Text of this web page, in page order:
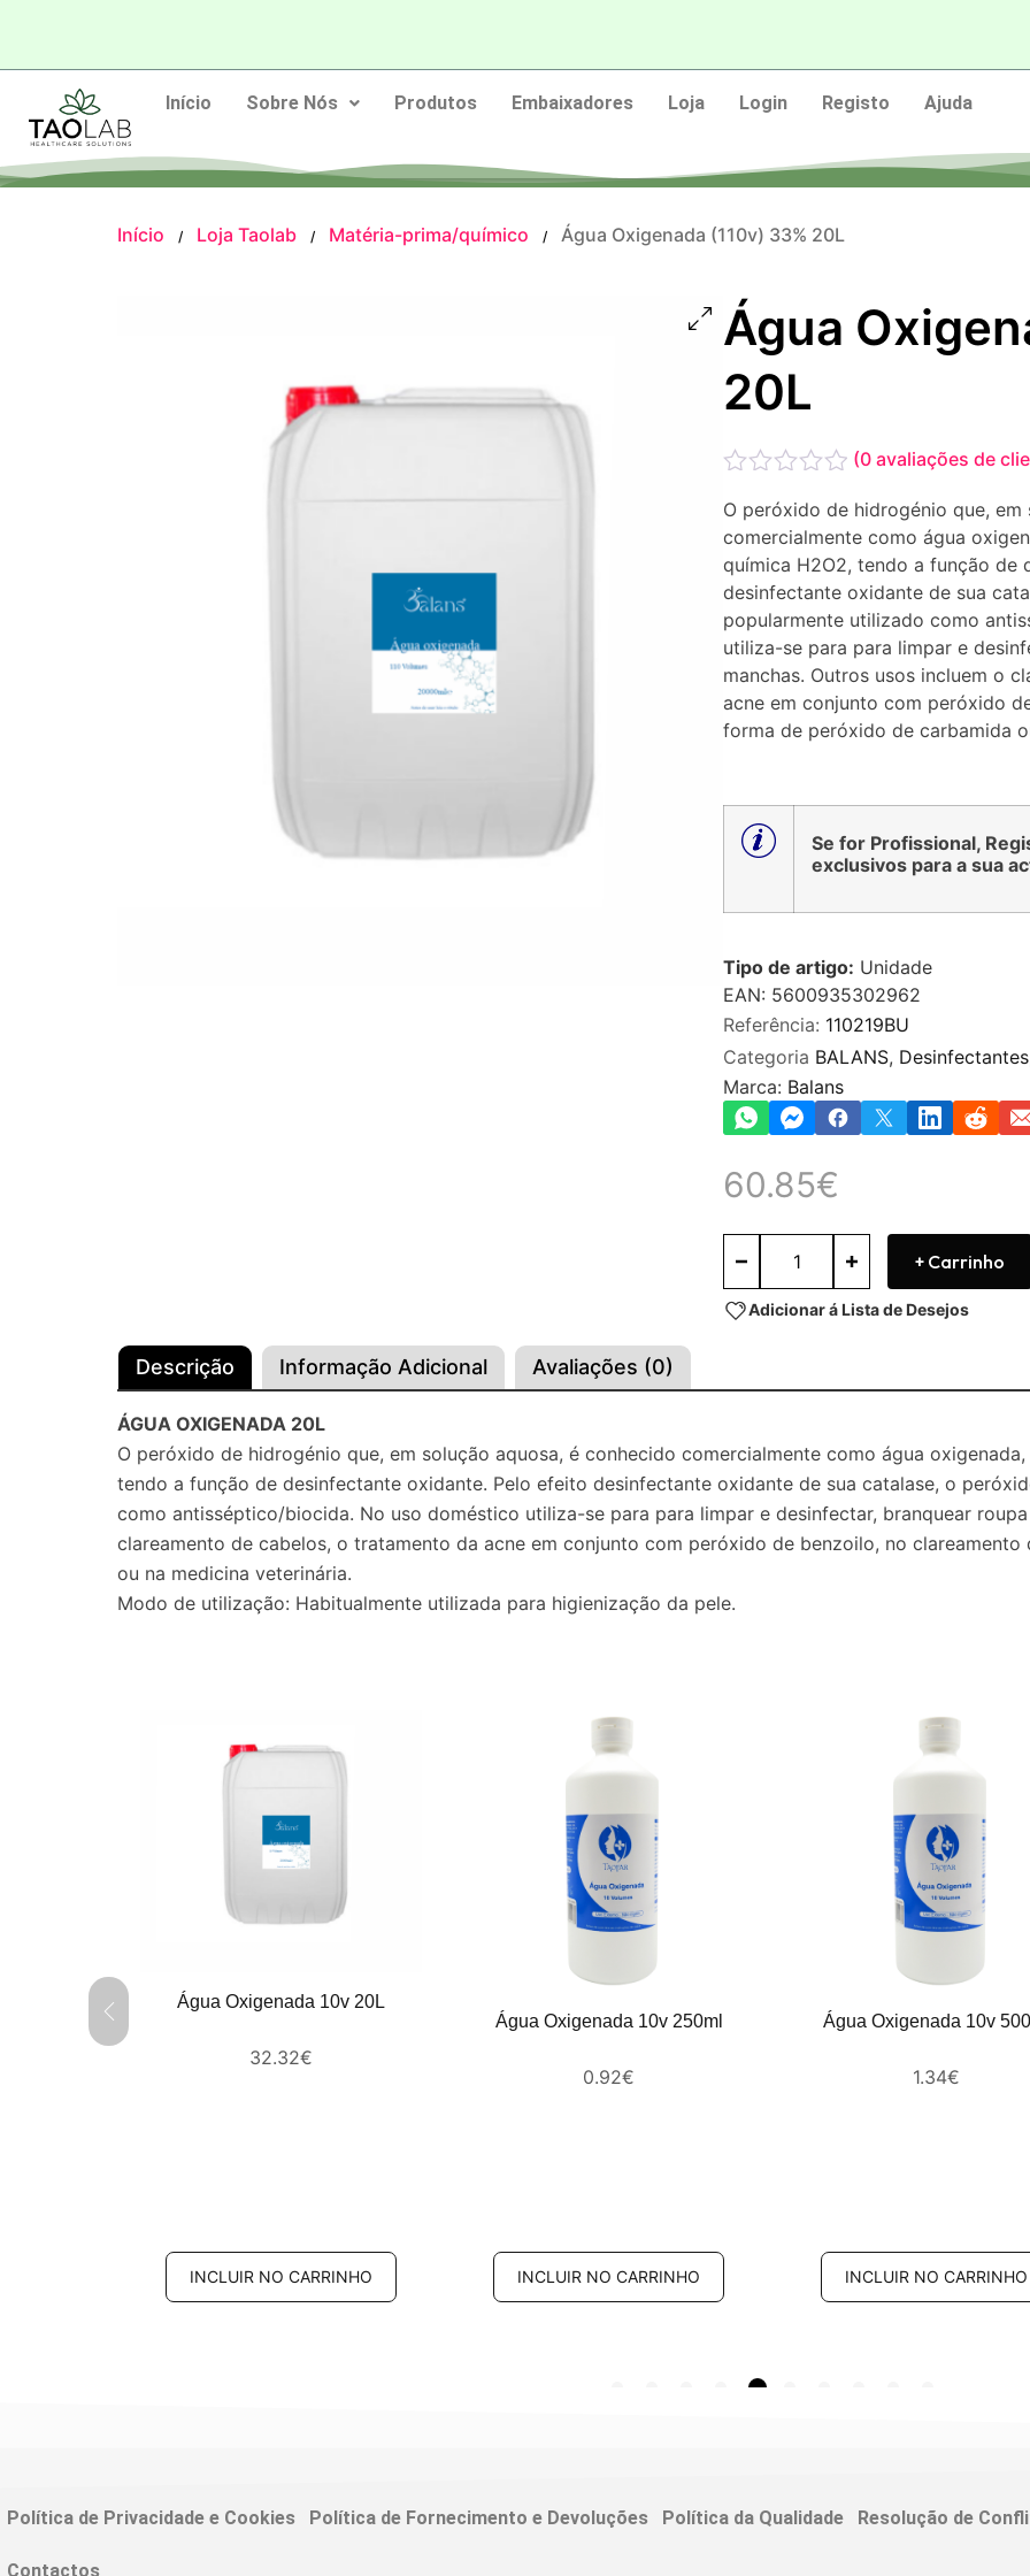
Início Sobre Nós Produtos Embaixadores Loja Login Registo
Ajuda
Início / Loja Taolab / Matéria-prima/químico / Água Oxigenada (110v) 33% 20L
Água
20L
0
de
5
(0 avaliações de
O peróxido de hidrogénio que,
comercialmente como água
química H2O2, tendo a função de
desinfectante oxidante de sua
popularmente utilizado como
utiliza-se para para limpar e
manchas. Outros usos incluem o
acne em conjunto com peróxido
forma de peróxido de carbamida
Se for Profissional,
exclusivos para a sua
Tipo de artigo: Unidade
EAN: 5600935302962
Referência: 110219BU
Categoria BALANS, Desinfectantes
Marca: Balans
60.85€
+ Carrinho
Adicionar á Lista de Desejos
Descrição Informação Adicional Avaliações (0)
ÁGUA OXIGENADA 20L
O peróxido de hidrogénio que, em solução aquosa, é conhecido comercialmente como água
tendo a função de desinfectante oxidante. Pelo efeito desinfectante oxidante de sua catalase, o
como antisséptico/biocida. No uso doméstico utiliza-se para para limpar e desinfectar, branquear
clareamento de cabelos, o tratamento da acne em conjunto com peróxido de benzoilo, no
ou na medicina veterinária.
Modo de utilização: Habitualmente utilizada para higienização da pele.
Água Oxigenada 10v 20L
32.32€
INCLUIR NO CARRINHO
Água Oxigenada 10v 250ml
0.92€
INCLUIR NO CARRINHO
Água Oxigenada 10v
1.34€
INCLUIR NO CARRINHO
Política de Privacidade e Cookies Política de Fornecimento e Devoluções Política da Qualidade Resolução de
Contactos